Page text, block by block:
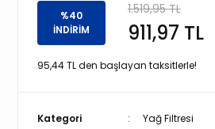
%40
İNDİRİM
1.519,95 TL
911,97 TL
95,44 TL den başlayan taksitlerle!
Kategori Yağ Filtresi